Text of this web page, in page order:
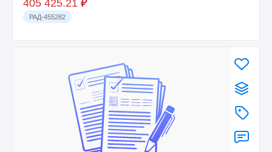
405 425.21 ₽
РАД-455282